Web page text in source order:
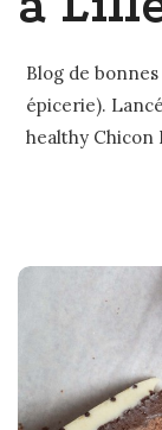
Blog de
épicerie).
healthy Chicon